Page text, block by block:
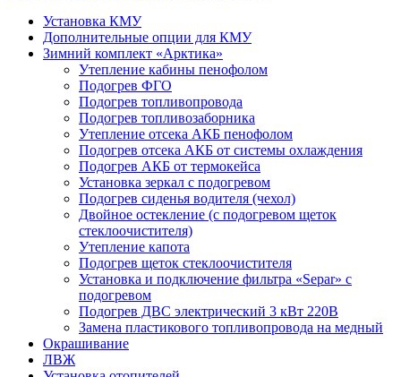
Установка КМУ
Дополнительные опции для КМУ
Зимний комплект «Арктика»
Утепление кабины пенофолом
Подогрев ФГО
Подогрев топливопровода
Подогрев топливозаборника
Утепление отсека АКБ пенофолом
Подогрев отсека АКБ от системы охлаждения
Подогрев АКБ от термокейса
Установка зеркал с подогревом
Подогрев сиденья водителя (чехол)
Двойное остекление (с подогревом щеток
стеклоочистителя)
Утепление капота
Подогрев щеток стеклоочистителя
Установка и подключение фильтра «Separ» с
подогревом
Подогрев ДВС электрический 3 кВт 220В
Замена пластикового топливопровода на медный
Окрашивание
ЛВЖ